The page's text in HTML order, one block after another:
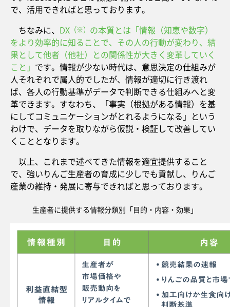
で、活用できればと思っております。
ちなみに、 DX （※） の本質とは「情報（知恵や数字）
をより効率的に知ることで、その人の行動が変わり、結
果として他者（他社）との関係性が大きく変革していく
こと」 です。情報が少ない時代は、意思決定の仕組みが
人それぞれで属人的でしたが、情報が適切に行き渡れ
ば、各人の行動基準がデータで判断できる仕組みへと変
革できます。すなわち、「事実（根拠がある情報）を基
にしてコミュニケーションがとれるようになる」という
わけで、データを取りながら仮説・検証して改善してい
くこととなります。
以上、これまで述べてきた情報を適宜提供すること
で、強いりんご生産者の育成に少しでも貢献し、りんご
産業の維持・発展に寄与できればと思っております。
生産者に提供する情報分類別「目的・内容・効果」